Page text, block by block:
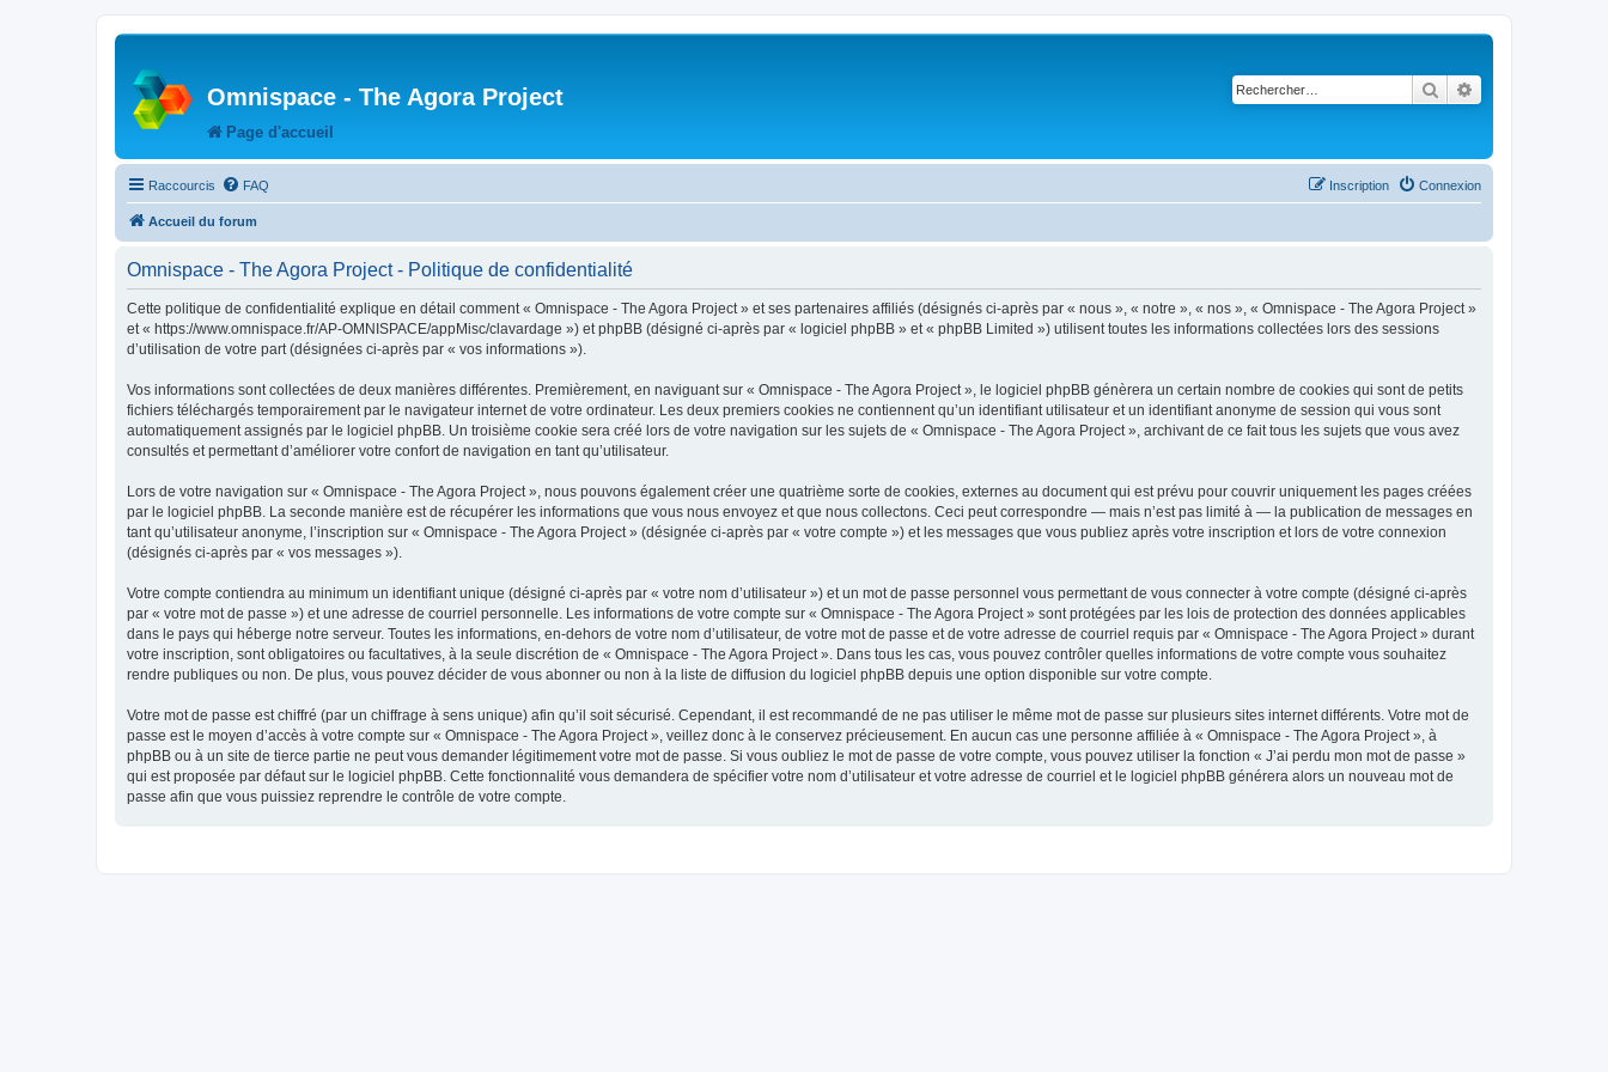
Omnispace - The Agora Project
Page d'accueil
Rechercher
Raccourcis FAQ Connexion
Inscription
Accueil du forum
Omnispace - The Agora Project - Politique de confidentialité
Cette politique de confidentialité explique en détail comment « Omnispace - The Agora Project » et ses partenaires affiliés (désignés ci-après par « nous », « notre », « nos », « Omnispace - The Agora Project »
et « https://www.omnispace.fr/AP-OMNISPACE/appMisc/clavardage ») et phpBB (désigné ci-après par « logiciel phpBB » et « phpBB Limited ») utilisent toutes les informations collectées lors des sessions
d’utilisation de votre part (désignées ci-après par « vos informations »).
Vos informations sont collectées de deux manières différentes. Premièrement, en naviguant sur « Omnispace - The Agora Project », le logiciel phpBB génèrera un certain nombre de cookies qui sont de petits
fichiers téléchargés temporairement par le navigateur internet de votre ordinateur. Les deux premiers cookies ne contiennent qu’un identifiant utilisateur et un identifiant anonyme de session qui vous sont
automatiquement assignés par le logiciel phpBB. Un troisième cookie sera créé lors de votre navigation sur les sujets de « Omnispace - The Agora Project », archivant de ce fait tous les sujets que vous avez
consultés et permettant d’améliorer votre confort de navigation en tant qu’utilisateur.
Lors de votre navigation sur « Omnispace - The Agora Project », nous pouvons également créer une quatrième sorte de cookies, externes au document qui est prévu pour couvrir uniquement les pages créées
par le logiciel phpBB. La seconde manière est de récupérer les informations que vous nous envoyez et que nous collectons. Ceci peut correspondre — mais n’est pas limité à — la publication de messages en
tant qu’utilisateur anonyme, l’inscription sur « Omnispace - The Agora Project » (désignée ci-après par « votre compte ») et les messages que vous publiez après votre inscription et lors de votre connexion
(désignés ci-après par « vos messages »).
Votre compte contiendra au minimum un identifiant unique (désigné ci-après par « votre nom d’utilisateur ») et un mot de passe personnel vous permettant de vous connecter à votre compte (désigné ci-après
par « votre mot de passe ») et une adresse de courriel personnelle. Les informations de votre compte sur « Omnispace - The Agora Project » sont protégées par les lois de protection des données applicables
dans le pays qui héberge notre serveur. Toutes les informations, en-dehors de votre nom d’utilisateur, de votre mot de passe et de votre adresse de courriel requis par « Omnispace - The Agora Project » durant
votre inscription, sont obligatoires ou facultatives, à la seule discrétion de « Omnispace - The Agora Project ». Dans tous les cas, vous pouvez contrôler quelles informations de votre compte vous souhaitez
rendre publiques ou non. De plus, vous pouvez décider de vous abonner ou non à la liste de diffusion du logiciel phpBB depuis une option disponible sur votre compte.
Votre mot de passe est chiffré (par un chiffrage à sens unique) afin qu’il soit sécurisé. Cependant, il est recommandé de ne pas utiliser le même mot de passe sur plusieurs sites internet différents. Votre mot de
passe est le moyen d’accès à votre compte sur « Omnispace - The Agora Project », veillez donc à le conservez précieusement. En aucun cas une personne affiliée à « Omnispace - The Agora Project », à
phpBB ou à un site de tierce partie ne peut vous demander légitimement votre mot de passe. Si vous oubliez le mot de passe de votre compte, vous pouvez utiliser la fonction « J’ai perdu mon mot de passe »
qui est proposée par défaut sur le logiciel phpBB. Cette fonctionnalité vous demandera de spécifier votre nom d’utilisateur et votre adresse de courriel et le logiciel phpBB générera alors un nouveau mot de
passe afin que vous puissiez reprendre le contrôle de votre compte.